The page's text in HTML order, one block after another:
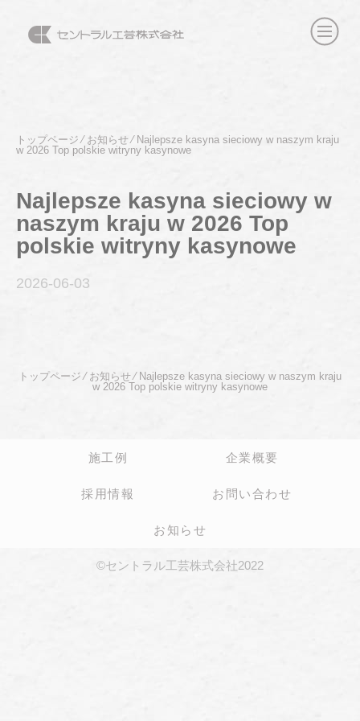
トップページ⁄ お知らせ⁄ Najlepsze kasyna sieciowy w naszym kraju
w 2026 Top polskie witryny kasynowe
Najlepsze kasyna sieciowy w
naszym kraju w 2026 Top
polskie witryny kasynowe
2026-06-03
トップページ ⁄ お知らせ⁄ Najlepsze kasyna sieciowy w naszym kraju
w 2026 Top polskie witryny kasynowe
施工例 企業概要
採用情報 お問い合わせ
お知らせ
©セントラル工芸株式会社2022